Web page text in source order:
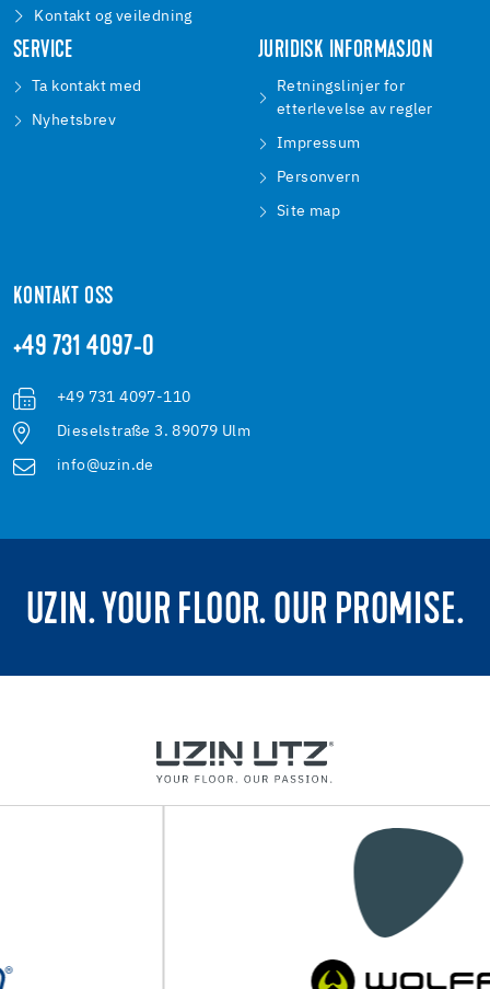
Kontakt og veiledning
SERVICE
Ta kontakt med
Nyhetsbrev
JURIDISK INFORMASJON
Retningslinjer for
etterlevelse av regler
Impressum
Personvern
Site map
KONTAKT OSS
+49 731 4097-0
+49 731 4097-110
Dieselstraße 3. 89079 Ulm
info@uzin.de
UZIN. YOUR FLOOR. OUR PROMISE.